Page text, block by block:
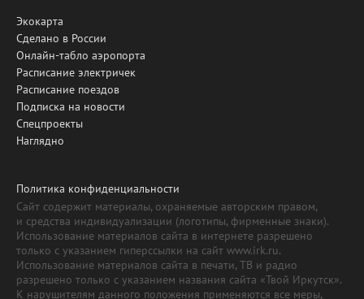
Экокарта
Сделано в России
Онлайн-табло аэропорта
Расписание электричек
Расписание поездов
Подписка на новости
Спецпроекты
Наглядно
Политика конфиденциальности
Сайт содержит материалы, охраняемые авторским правом,
и средства индивидуализации (логотипы, фирменные знаки).
Использование материалов сайта в интернете разрешено
только с указанием гиперссылки на сайт www.irk.ru.
Использование материалов сайта в печати, ТВ и радио
разрешено только с указанием названия сайта «Твой Иркутск».
К нарушителям данного положения применяются все меры,